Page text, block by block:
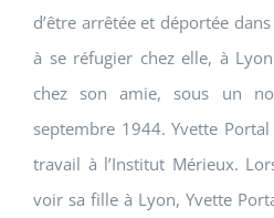
d’être arrêtée et déportée
à se réfugier chez elle, à
chez son amie, sous un
septembre 1944. Yvette
travail à l’Institut Mérieux.
voir sa fille à Lyon, Yvette